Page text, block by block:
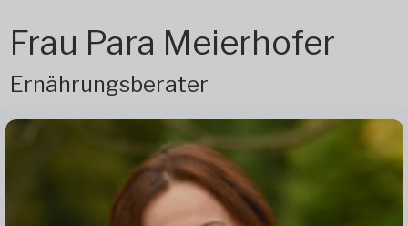
Frau Para Meierhofer
Ernährungsberater